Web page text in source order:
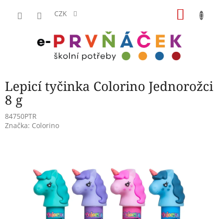
CZK
Lepicí tyčinka Colorino Jednorožci
8 g
84750PTR
Značka: Colorino